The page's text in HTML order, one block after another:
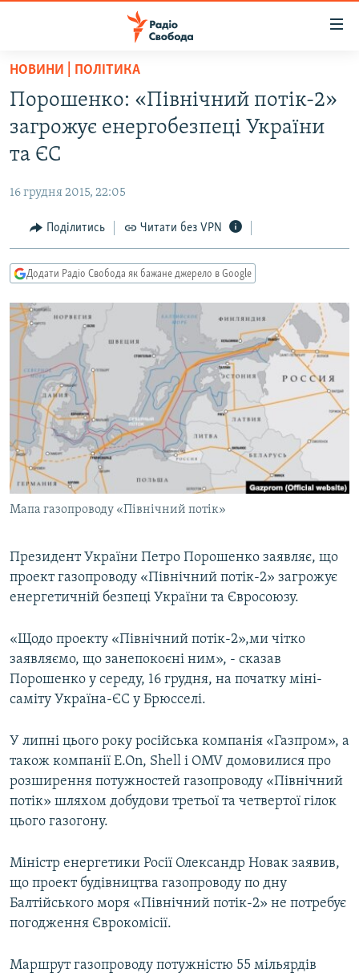
Перейти
основного
матеріалу
Перейти
до
основної
навігації
Перейти
до
пошуку
ВСЕ ЗА ДОБУ
СТАТТІ
ЕКОНОМІКА
СУСПІЛЬСТВО
УКРАЇНА
РОСІЙСЬКА «ФІЛЬТРАЦІЯ»
ДОНБАС.РЕАЛІЇ
ТИ ЯК?
СХЕМИ
КИТАЙ.ВИКЛИКИ
МУЛЬТИМЕДІА
ФОТО
СПЕЦПРОЄКТИ
ПОДКАСТИ
КРИМ РЕАЛІЇ
УКР
КТАТ
Усі сайти RFE/RL
НОВИНИ | ПОЛІТИКА
Порошенко: «Північний потік-2»
загрожує енергобезпеці України
та ЄС
16 грудня 2015, 22:05
Поділитись Читати без VPN
Додати Радіо Свобода як бажане джерело в Google
Мапа газопроводу «Північний потік»
Президент України Петро Порошенко заявляє, що
проект газопроводу «Північний потік-2» загрожує
енергетичній безпеці України та Євросоюзу.
«Щодо проекту «Північний потік-2»,ми чітко
заявляємо, що занепокоєні ним», - сказав
Порошенко у середу, 16 грудня, на початку міні-
саміту Україна-ЄС у Брюсселі.
У липні цього року російська компанія «Газпром», а
також компанії E.On, Shell і OMV домовилися про
розширення потужностей газопроводу «Північний
потік» шляхом добудови третьої та четвертої гілок
цього газогону.
Міністр енергетики Росії Олександр Новак заявив,
що проект будівництва газопроводу по дну
Балтійського моря «Північний потік-2» не потребує
погодження Єврокомісії.
Маршрут газопроводу потужністю 55 мільярдів